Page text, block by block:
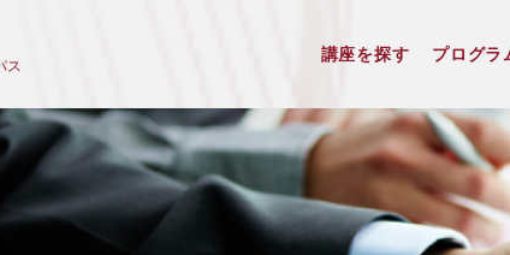
講座を探す プログラ